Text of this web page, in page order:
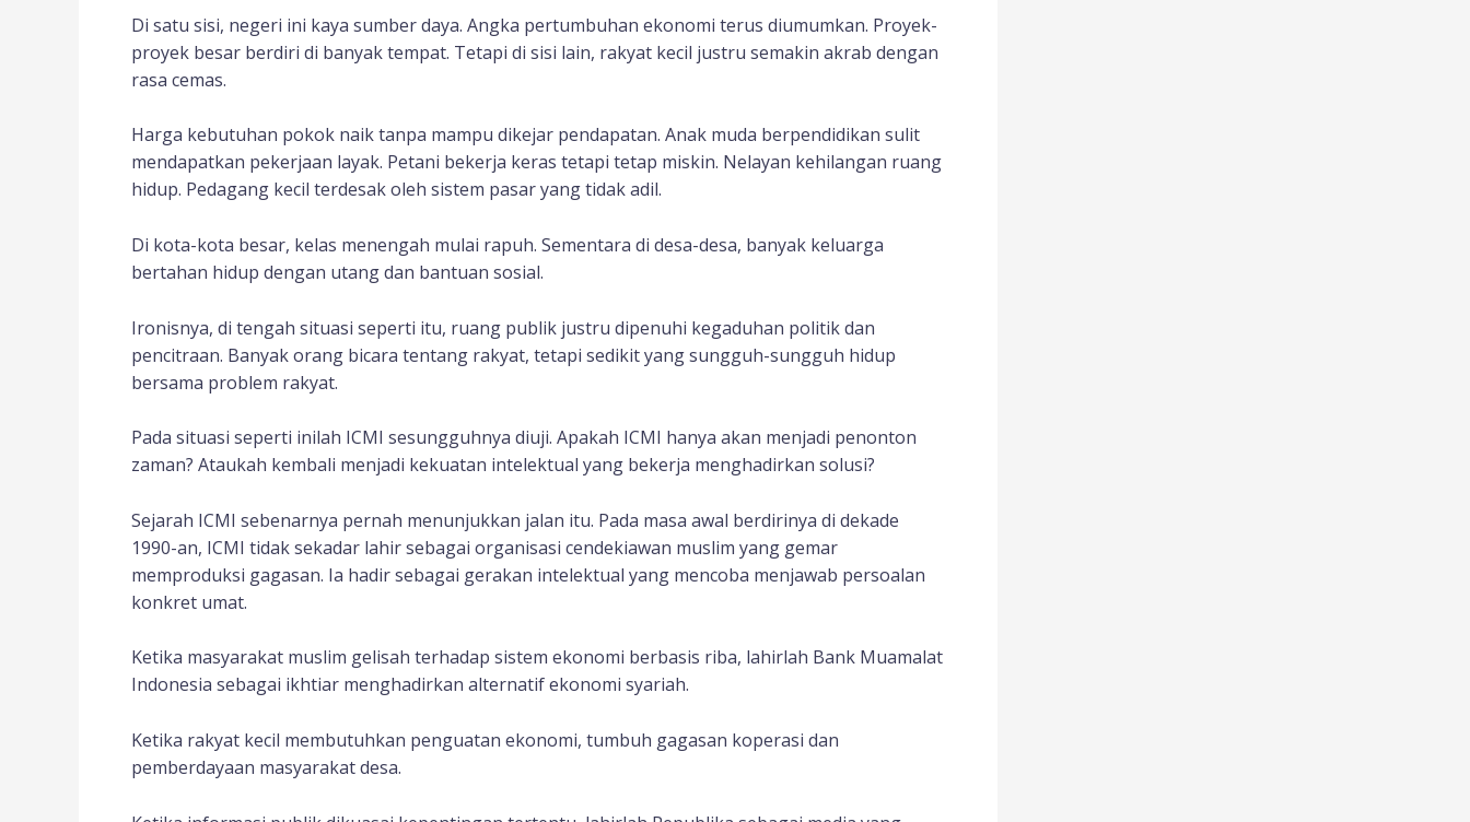
Di satu sisi, negeri ini kaya sumber daya. Angka pertumbuhan ekonomi terus diumumkan. Proyek-
proyek besar berdiri di banyak tempat. Tetapi di sisi lain, rakyat kecil justru semakin akrab dengan
rasa cemas.
Harga kebutuhan pokok naik tanpa mampu dikejar pendapatan. Anak muda berpendidikan sulit
mendapatkan pekerjaan layak. Petani bekerja keras tetapi tetap miskin. Nelayan kehilangan ruang
hidup. Pedagang kecil terdesak oleh sistem pasar yang tidak adil.
Di kota-kota besar, kelas menengah mulai rapuh. Sementara di desa-desa, banyak keluarga
bertahan hidup dengan utang dan bantuan sosial.
Ironisnya, di tengah situasi seperti itu, ruang publik justru dipenuhi kegaduhan politik dan
pencitraan. Banyak orang bicara tentang rakyat, tetapi sedikit yang sungguh-sungguh hidup
bersama problem rakyat.
Pada situasi seperti inilah ICMI sesungguhnya diuji. Apakah ICMI hanya akan menjadi penonton
zaman? Ataukah kembali menjadi kekuatan intelektual yang bekerja menghadirkan solusi?
Sejarah ICMI sebenarnya pernah menunjukkan jalan itu. Pada masa awal berdirinya di dekade
1990-an, ICMI tidak sekadar lahir sebagai organisasi cendekiawan muslim yang gemar
memproduksi gagasan. Ia hadir sebagai gerakan intelektual yang mencoba menjawab persoalan
konkret umat.
Ketika masyarakat muslim gelisah terhadap sistem ekonomi berbasis riba, lahirlah Bank Muamalat
Indonesia sebagai ikhtiar menghadirkan alternatif ekonomi syariah.
Ketika rakyat kecil membutuhkan penguatan ekonomi, tumbuh gagasan koperasi dan
pemberdayaan masyarakat desa.